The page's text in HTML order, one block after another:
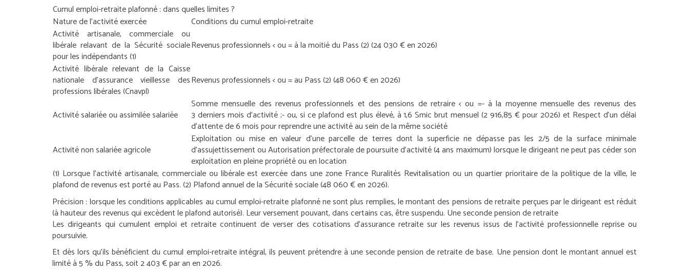
Cumul emploi-retraite plafonné : dans quelles limites ?
Nature de l’activité exercée
Conditions du cumul emploi-retraite
Activité artisanale, commerciale ou
libérale relavant de la Sécurité sociale
pour les indépendants(1)
Revenus professionnels < ou = à la moitié du Pass (2) (24 030 € en 2026)
Activité libérale relevant de la Caisse
nationale d’assurance vieillesse des
professions libérales (Cnavpl)
Revenus professionnels < ou = au Pass(2)(48 060 € en 2026)
Activité salariée ou assimilée salariée
Somme mensuelle des revenus professionnels et des pensions de retraire < ou =- à la moyenne mensuelle des revenus des
3 derniers mois d’activité ;- ou, si ce plafond est plus élevé, à 1,6 Smic brut mensuel (2 916,85 € pour 2026) et Respect d’un délai
d’attente de 6 mois pour reprendre une activité au sein de la même société
Activité non salariée agricole
Exploitation ou mise en valeur d’une parcelle de terres dont la superficie ne dépasse pas les 2/5 de la surface minimale
d’assujettissementouAutorisation préfectorale de poursuite d’activité (4 ans maximum) lorsque le dirigeant ne peut pas céder son
exploitation en pleine propriété ou en location
(1) Lorsque l’activité artisanale, commerciale ou libérale est exercée dans une zone France Ruralités Revitalisation ou un quartier prioritaire de la politique de la ville, le
plafond de revenus est porté au Pass. (2) Plafond annuel de la Sécurité sociale (48 060 € en 2026).
Précision : lorsque les conditions applicables au cumul emploi-retraite plafonné ne sont plus remplies, le montant des pensions de retraite perçues par le dirigeant est réduit
(à hauteur des revenus qui excèdent le plafond autorisé). Leur versement pouvant, dans certains cas, être suspendu. Une seconde pension de retraite
Les dirigeants qui cumulent emploi et retraite continuent de verser des cotisations d’assurance retraite sur les revenus issus de l’activité professionnelle reprise ou
poursuivie.
Et dès lors qu’ils bénéficient du cumul emploi-retraite intégral, ils peuvent prétendre à une seconde pension de retraite de base. Une pension dont le montant annuel est
limité à 5 % du Pass, soit 2 403 € par an en 2026.